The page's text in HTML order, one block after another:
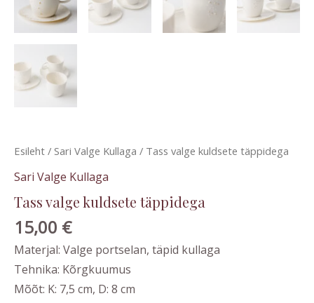
Esileht / Sari Valge Kullaga / Tass valge kuldsete täppidega
Sari Valge Kullaga
Tass valge kuldsete täppidega
15,00 €
Materjal: Valge portselan, täpid kullaga
Tehnika: Kõrgkuumus
Mõõt: K: 7,5 cm, D: 8 cm